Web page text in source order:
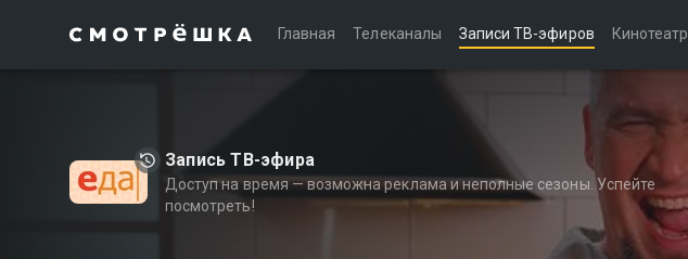
Главная Телеканалы Записи ТВ-эфиров Кинотеатр
Запись ТВ-эфира
Доступ на время — возможна реклама и неполные сезоны. Успейте
посмотреть!